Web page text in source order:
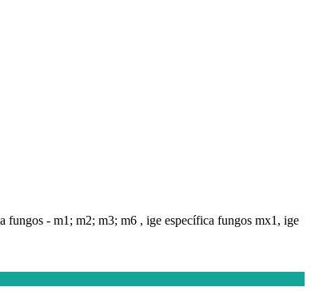
fungos - m1; m2; m3; m6 , ige específica fungos mx1, ige